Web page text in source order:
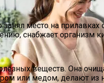
занял место на
снабжает организм
веществ. Она
или медом, делают из